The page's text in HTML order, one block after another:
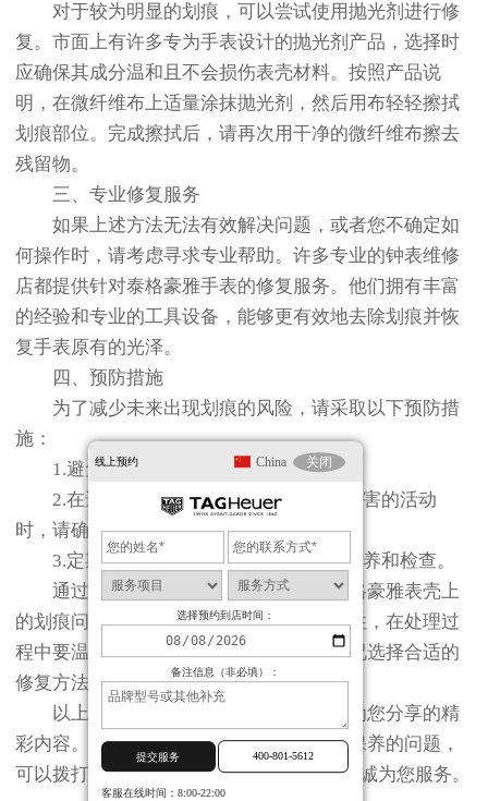
对于较为明显的划痕，可以尝试使用抛光剂进行修
复。市面上有许多专为手表设计的抛光剂产品，选择时
应确保其成分温和且不会损伤表壳材料。按照产品说
明，在微纤维布上适量涂抹抛光剂，然后用布轻轻擦拭
划痕部位。完成擦拭后，请再次用干净的微纤维布擦去
残留物。
三、专业修复服务
如果上述方法无法有效解决问题，或者您不确定如
何操作时，请考虑寻求专业帮助。许多专业的钟表维修
店都提供针对泰格豪雅手表的修复服务。他们拥有丰富
的经验和专业的工具设备，能够更有效地去除划痕并恢
复手表原有的光泽。
四、预防措施
为了减少未来出现划痕的风险，请采取以下预防措
施：
1.避免让手表接触到尖锐物体。
2.在进行运动或从事可能对手表造成损害的活动
时，请确保佩戴保护性腕带。
3.定期为您的泰格豪雅手表进行专业保养和检查。
通过以上方法，您可以有效地处理泰格豪雅表壳上
的划痕问题，并延长爱表的使用寿命。记住，在处理过
程中要温柔对待您的手表，并根据实际情况选择合适的
修复方法。
以上就是
为您分享的精
彩内容。如果您还有其他关于手表维护和保养的问题，
可以拨打页面400电话进行咨询，我们将竭诚为您服务。
线上预约 China 关闭
选择预约到店时间：
备注信息（非必填）：
提交服务 400-801-5612
客服在线时间：8:00-22:00